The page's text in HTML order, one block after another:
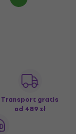
Transport gratis
od 489 zł